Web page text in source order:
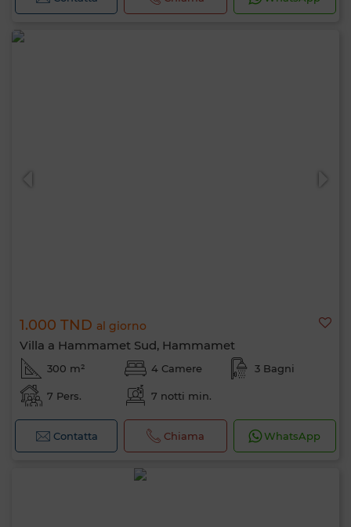
1.000 TND al giorno
Villa a Hammamet Sud, Hammamet
300 m² 4 Camere 3 Bagni
7 Pers. 7 notti min.
Contatta Chiama WhatsApp